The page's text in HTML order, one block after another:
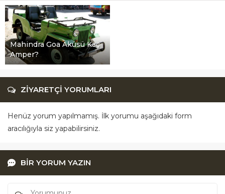
Mahindra Goa Aküsü Kaç
Amper?
ZİYARETÇİ YORUMLARI
Henüz yorum yapılmamış. İlk yorumu aşağıdaki form
aracılığıyla siz yapabilirsiniz.
BİR YORUM YAZIN